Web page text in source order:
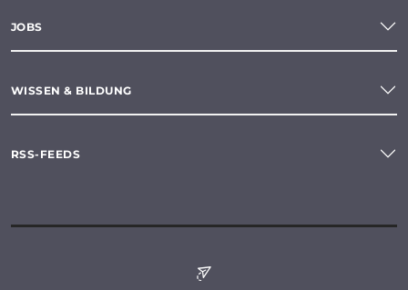
JOBS
WISSEN & BILDUNG
RSS-FEEDS